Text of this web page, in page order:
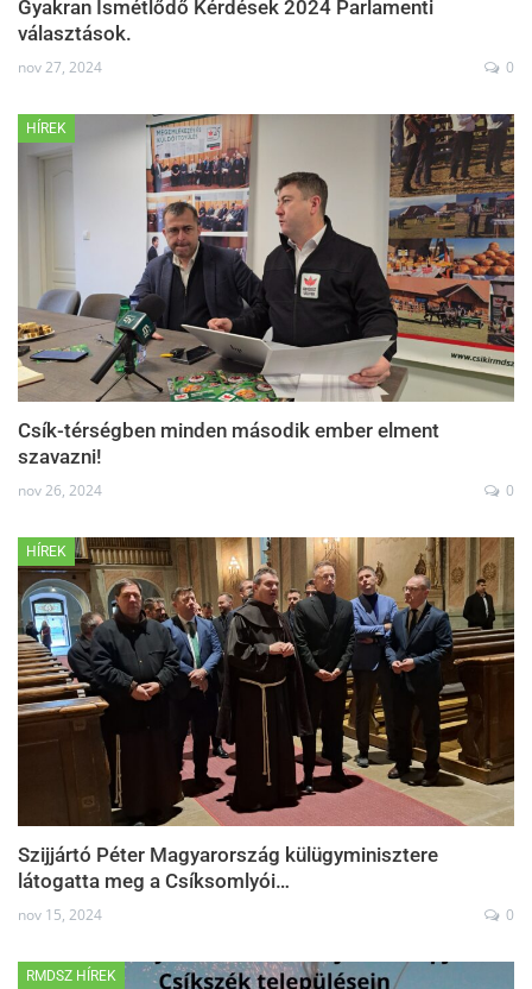
Gyakran Ismétlődő Kérdések 2024 Parlamenti
választások.
nov 27, 2024 0
HÍREK
Csík-térségben minden második ember elment
szavazni!
nov 26, 2024 0
HÍREK
Szijjártó Péter Magyarország külügyminisztere
látogatta meg a Csíksomlyói…
nov 15, 2024 0
RMDSZ HÍREK